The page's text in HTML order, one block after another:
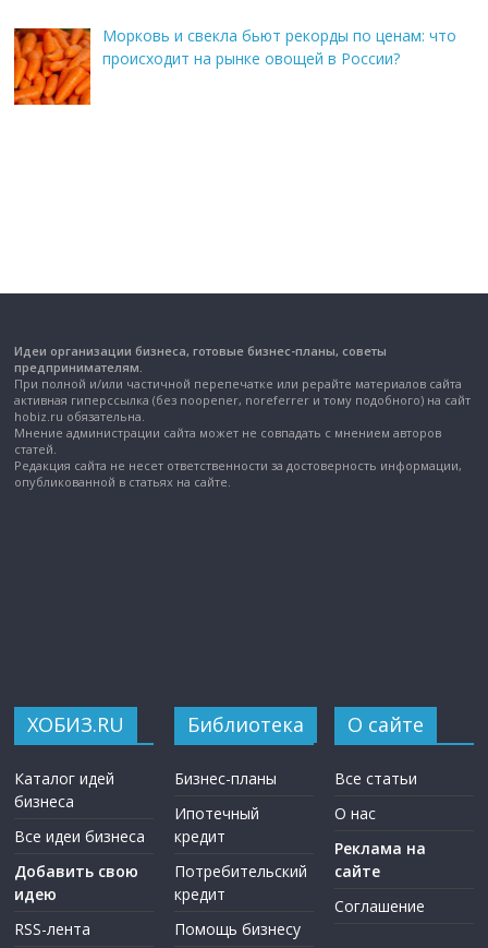
Морковь и свекла бьют рекорды по ценам: что
происходит на рынке овощей в России?
Идеи организации бизнеса, готовые бизнес-планы, советы
предпринимателям.
При полной и/или частичной перепечатке или рерайте материалов сайта
активная гиперссылка (без noopener, noreferrer и тому подобного) на сайт
hobiz.ru обязательна.
Мнение администрации сайта может не совпадать с мнением авторов
статей.
Редакция сайта не несет ответственности за достоверность информации,
опубликованной в статьях на сайте.
ХОБИЗ.RU
Каталог идей
бизнеса
Все идеи бизнеса
Добавить свою
идею
RSS-лента
Библиотека
Бизнес-планы
Ипотечный
кредит
Потребительский
кредит
Помощь бизнесу
О сайте
Все статьи
О нас
Реклама на
сайте
Соглашение